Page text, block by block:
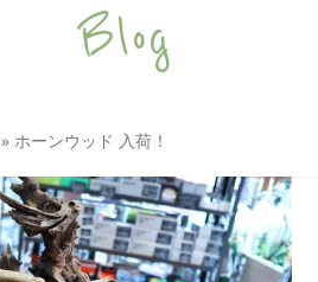
Blog
»ホーンウッド 入荷！